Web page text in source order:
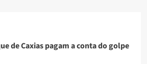
de Caxias pagam a conta do golpe